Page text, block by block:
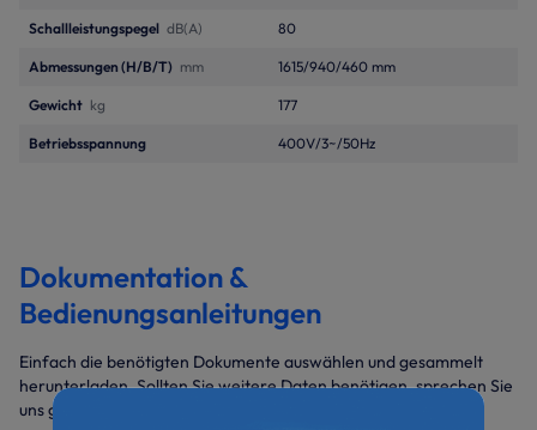
Schallleistungspegel dB(A) 80
Abmessungen (H/B/T) mm 1615/940/460 mm
Gewicht kg 177
Betriebsspannung 400V/3~/50Hz
Dokumentation &
Bedienungsanleitungen
Einfach die benötigten Dokumente auswählen und gesammelt
herunterladen. Sollten Sie weitere Daten benötigen, sprechen Sie
uns gerne jederzeit an.